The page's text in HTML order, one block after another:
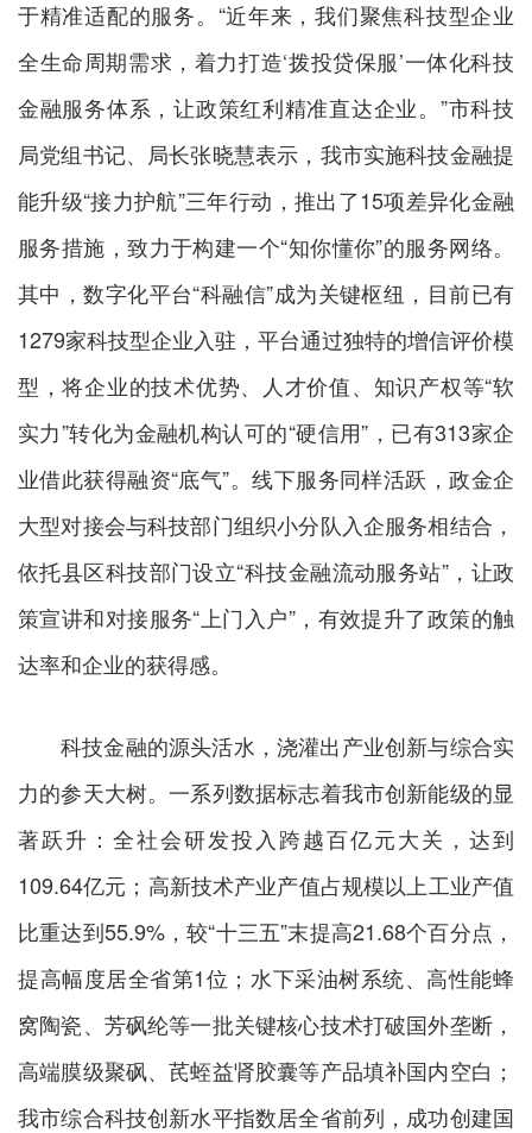
于精准适配的服务。“近年来，我们聚焦科技型企业
全生命周期需求，着力打造‘拨投贷保服’一体化科技
金融服务体系，让政策红利精准直达企业。”市科技
局党组书记、局长张晓慧表示，我市实施科技金融提
能升级“接力护航”三年行动，推出了15项差异化金融
服务措施，致力于构建一个“知你懂你”的服务网络。
其中，数字化平台“科融信”成为关键枢纽，目前已有
1279家科技型企业入驻，平台通过独特的增信评价模
型，将企业的技术优势、人才价值、知识产权等“软
实力”转化为金融机构认可的“硬信用”，已有313家企
业借此获得融资“底气”。线下服务同样活跃，政金企
大型对接会与科技部门组织小分队入企服务相结合，
依托县区科技部门设立“科技金融流动服务站”，让政
策宣讲和对接服务“上门入户”，有效提升了政策的触
达率和企业的获得感。
科技金融的源头活水，浇灌出产业创新与综合实
力的参天大树。一系列数据标志着我市创新能级的显
著跃升：全社会研发投入跨越百亿元大关，达到
109.64亿元；高新技术产业产值占规模以上工业产值
比重达到55.9%，较“十三五”末提高21.68个百分点，
提高幅度居全省第1位；水下采油树系统、高性能蜂
窝陶瓷、芳砜纶等一批关键核心技术打破国外垄断，
高端膜级聚砜、芪蛭益肾胶囊等产品填补国内空白；
我市综合科技创新水平指数居全省前列，成功创建国